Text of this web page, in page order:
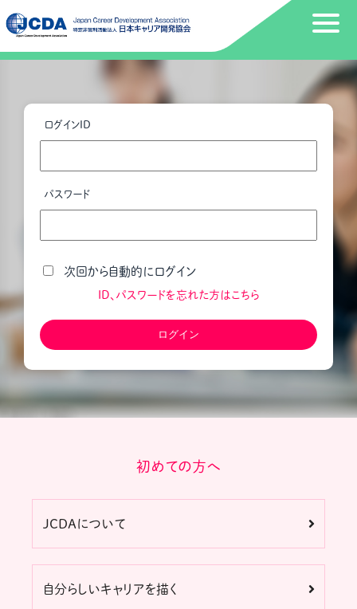
ログインID
パスワード
次回から自動的にログイン
ID、パスワードを忘れた方はこちら
初めての方へ
JCDAについて
自分らしいキャリアを描く